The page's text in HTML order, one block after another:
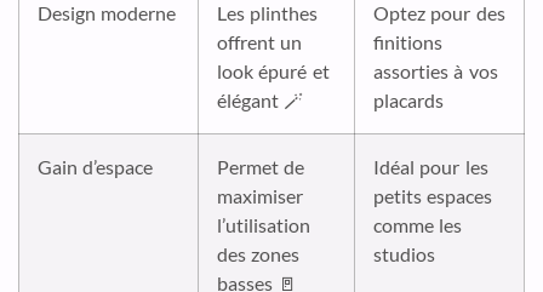
Design moderne
Les plinthes
offrent un
look épuré et
élégant 🪄
Optez pour des
finitions
assorties à vos
placards
Gain d’espace
Permet de
maximiser
l’utilisation
des zones
basses 🚪
Idéal pour les
petits espaces
comme les
studios